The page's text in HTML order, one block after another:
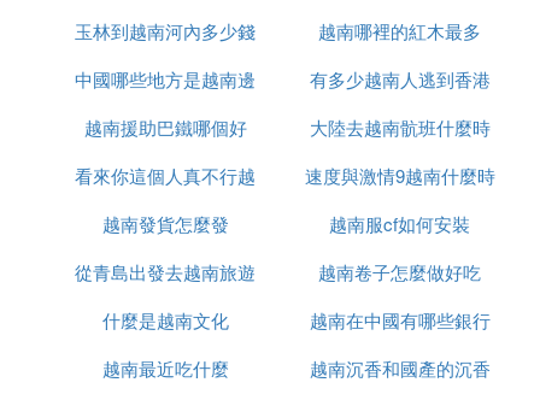
玉林到越南河內多少錢
越南哪裡的紅木最多
中國哪些地方是越南邊
境
有多少越南人逃到香港
越南援助巴鐵哪個好
大陸去越南骯班什麼時
候能正常
看來你這個人真不行越
南語怎麼說
速度與激情9越南什麼時
候上映
越南發貨怎麼發
越南服cf如何安裝
從青島出發去越南旅遊
怎麼辦
越南卷子怎麼做好吃
什麼是越南文化
越南在中國有哪些銀行
越南最近吃什麼
越南沉香和國產的沉香